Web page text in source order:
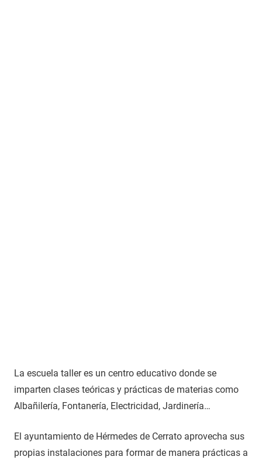
La escuela taller es un centro educativo donde se
imparten clases teóricas y prácticas de materias como
Albañilería, Fontanería, Electricidad, Jardinería…
El ayuntamiento de Hérmedes de Cerrato aprovecha sus
propias instalaciones para formar de manera prácticas a